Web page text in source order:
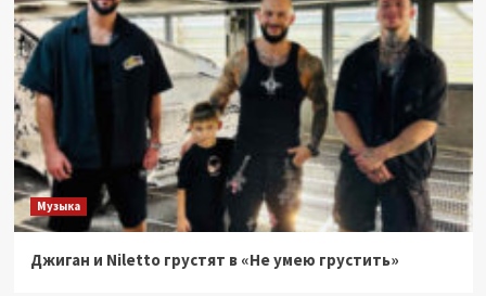
Музыка
Джиган и Niletto грустят в «Не умею грустить»